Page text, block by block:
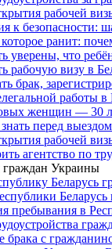
рабочей
к безопасности:
ранит:
уверены, что
рабочую визу в
брак,
работы в
женщин — 30
перед
рабочей
агентство по
Украины
Беларусь
пребывания в
брака с